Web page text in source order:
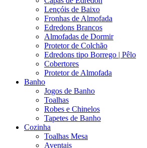
Lençóis de Baixo
Fronhas de Almofada
Edredons Brancos
Almofadas de Dormir
Protetor de Colchão
Edredons tipo Borrego | Pêlo
Cobertores
Protetor de Almofada
Banho
Jogos de Banho
Toalhas
Robes e Chinelos
Tapetes de Banho
Cozinha
Toalhas Mesa
Aventais